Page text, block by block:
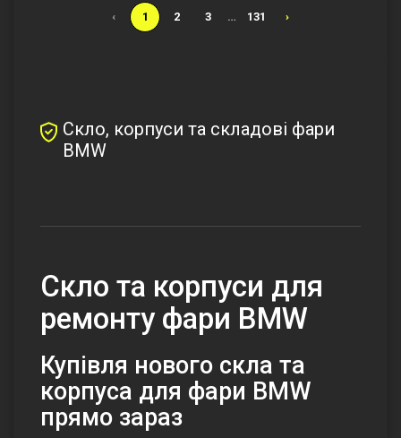
‹ 1 2 3 … 131 ›
Скло, корпуси та складові фари
BMW
Скло та корпуси для
ремонту фари BMW
Купівля нового скла та
корпуса для фари BMW
прямо зараз